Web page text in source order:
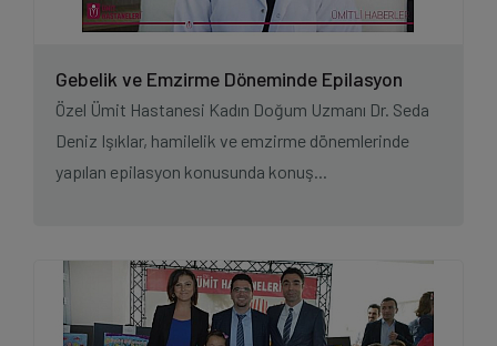
Gebelik ve Emzirme Döneminde Epilasyon
Özel Ümit Hastanesi Kadın Doğum Uzmanı Dr. Seda
Deniz Işıklar, hamilelik ve emzirme dönemlerinde
yapılan epilasyon konusunda konuş...